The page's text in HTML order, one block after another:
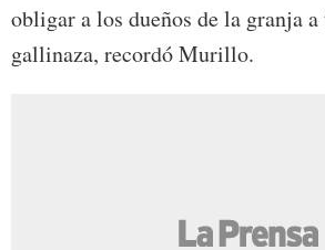
obligar a los dueños de la granja
gallinaza, recordó Murillo.